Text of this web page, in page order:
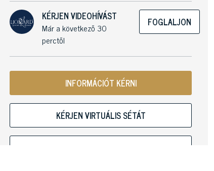
KÉRJEN VIDEOHÍVÁST
Már a következő 30
perctől
FOGLALJON
INFORMÁCIÓT KÉRNI
KÉRJEN VIRTUÁLIS SÉTÁT